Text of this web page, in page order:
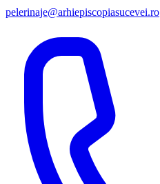
pelerinaje@arhiepiscopiasucevei.ro